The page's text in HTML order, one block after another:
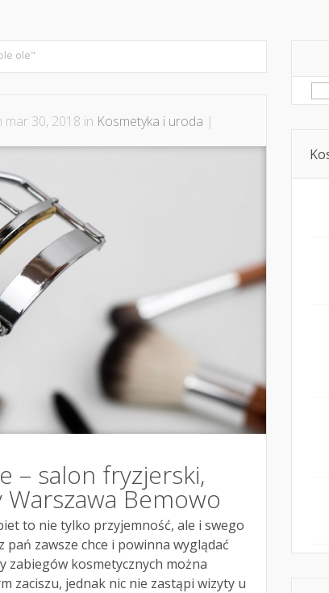
ole"
mar 30, 2018 in Kosmetyka i uroda |
– salon fryzjerski,
Bemowo
to nie tylko przyjemność, ale i swego
zawsze chce i powinna wyglądać
zabiegów kosmetycznych można
zaciszu, jednak nic nie zastąpi wizyty u